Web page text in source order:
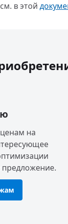
в этой
на
предложение.